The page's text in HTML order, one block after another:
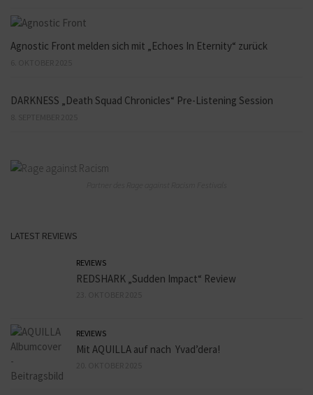
Agnostic Front melden sich mit „Echoes In Eternity“ zurück
DARKNESS „Death Squad Chronicles“ Pre-Listening Session
LATEST REVIEWS
REVIEWS
REDSHARK „Sudden Impact“ Review
REVIEWS
Mit AQUILLA auf nach Yvad’dera!